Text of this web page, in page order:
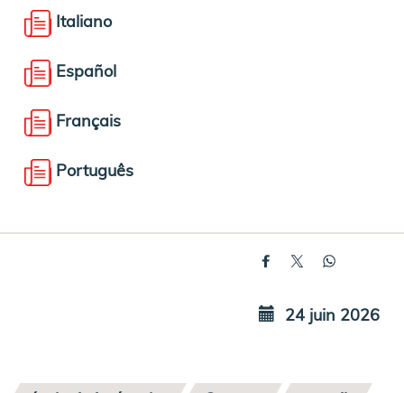
Italiano
Español
Français
Português
24 juin 2026